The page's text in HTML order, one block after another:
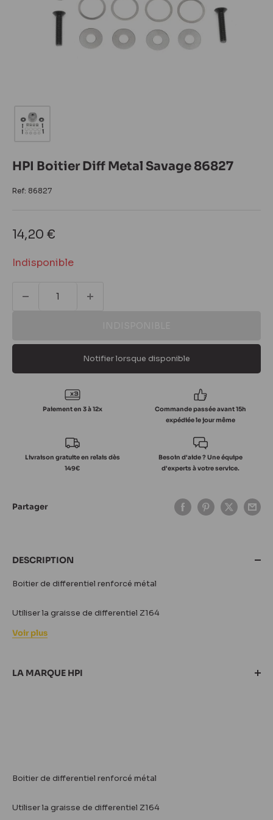
HPI Boitier Diff Metal Savage 86827
Ref: 86827
Prix
14,20 €
Indisponible
Notifier lorsque disponible
Paiement en 3 à 12x
Commande passée avant 15h
expédiée le jour même
Livraison gratuite en relais dès
149€
Besoin d'aide ? Une équipe
d'experts à votre service.
Partager
DESCRIPTION
Boitier de differentiel renforcé métal
Utiliser la graisse de differentiel Z164
Voir plus
LA MARQUE HPI
de lamarque HPI ! En proposant despièces de modélisme
Boitier de differentiel renforcé métal
Utiliser la graisse de differentiel Z164